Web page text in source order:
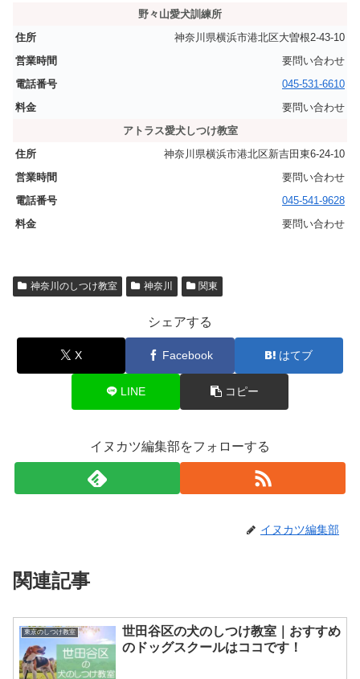
野々山愛犬訓練所
神奈川県横浜市港北区大曽根2-43-10
要問い合わせ
045-531-6610
要問い合わせ
アトラス愛犬しつけ教室
神奈川県横浜市港北区新吉田東6-24-10
要問い合わせ
045-541-9628
要問い合わせ
神奈川のしつけ教室 神奈川 関東
シェアする
X Facebook はてブ
LINE コピー
イヌカツ編集部をフォローする
イヌカツ編集部
関連記事
東京のしつけ教室
世田谷区の犬のしつけ教室｜おすすめ
のドッグスクールはココです！